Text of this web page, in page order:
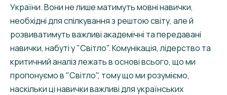
України. Вони не лише матимуть мовні навички,
необхідні для спілкування з рештою світу, але й
розвиватимуть важливі академічні та передавані
навички, набуті у "Світло". Комунікація, лідерство та
критичний аналіз лежать в основі всього, що ми
пропонуємо в "Світло", тому що ми розуміємо,
наскільки ці навички важливі для українських